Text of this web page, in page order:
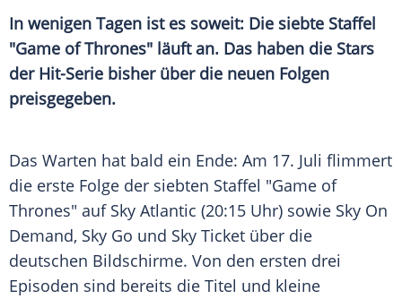
In wenigen Tagen ist es soweit: Die siebte Staffel
"Game of Thrones" läuft an. Das haben die Stars
der Hit-Serie bisher über die neuen Folgen
preisgegeben.
Das Warten hat bald ein Ende: Am 17. Juli flimmert
die erste Folge der siebten Staffel "Game of
Thrones" auf Sky Atlantic (20:15 Uhr) sowie Sky On
Demand, Sky Go und Sky Ticket über die
deutschen Bildschirme. Von den ersten drei
Episoden sind bereits die Titel und kleine